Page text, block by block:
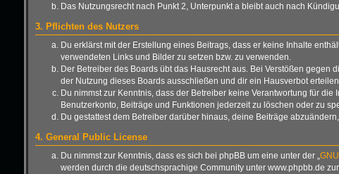
Das Nutzungsrecht nach Punkt 2, Unterpunkt a bleibt auch nach
3. Pflichten des Nutzers
Du erklärst mit der Erstellung eines Beitrags, dass er keine Inhalte
verwendeten Links und Bilder zu setzen bzw. zu verwenden.
Der Betreiber des Boards übt das Hausrecht aus. Bei Verstößen
der Nutzung dieses Boards ausschließen und dir ein Hausverbot erteilen.
Du nimmst zur Kenntnis, dass der Betreiber keine Verantwortung für
Benutzerkonto, Beiträge und Funktionen jederzeit zu löschen oder zu
Du gestattest dem Betreiber darüber hinaus, deine Beiträge
4. General Public License
Du nimmst zur Kenntnis, dass es sich bei phpBB um eine unter der „
werden durch die deutschsprachige Community unter www.phpbb.de